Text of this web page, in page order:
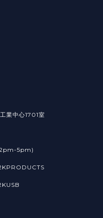
業中心1701室
5pm)